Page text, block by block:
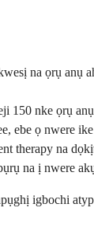
na ọrụ anụ
150 nke ọrụ
ebe ọ nwere
therapy na
na ị nwere
igbochi